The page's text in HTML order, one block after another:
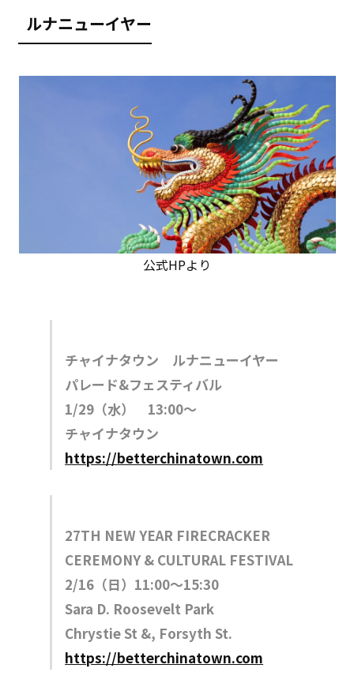
ルナニューイヤー
公式HPより
チャイナタウン ルナニューイヤー
パレード&フェスティバル
1/29（水） 13:00〜
チャイナタウン
https://betterchinatown.com
27TH NEW YEAR FIRECRACKER
CEREMONY & CULTURAL FESTIVAL
2/16（日）11:00〜15:30
Sara D. Roosevelt Park
Chrystie St &, Forsyth St.
https://betterchinatown.com